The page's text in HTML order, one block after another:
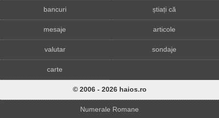
bancuri știați că
mesaje articole
valutar sondaje
carte
© 2006 - 2026 haios.ro
Numerale Romane